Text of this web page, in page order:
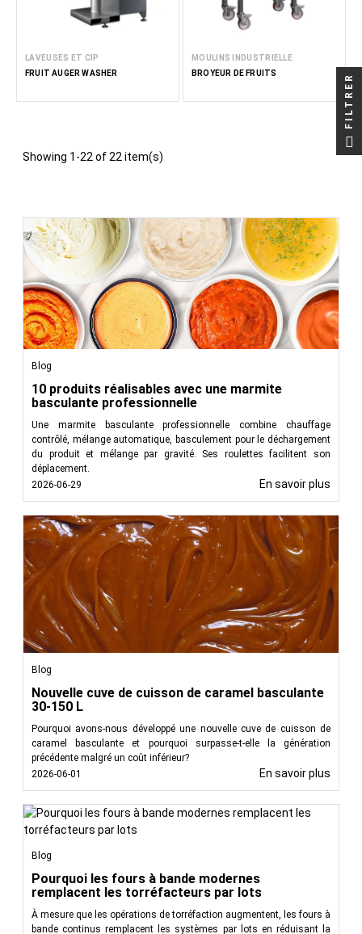
LAVEUSES ET CIP
FRUIT AUGER WASHER
MOULINS INDUSTRIELLE
BROYEUR DE FRUITS
Showing 1-22 of 22 item(s)
Blog
10 produits réalisables avec une marmite
basculante professionnelle
Une marmite basculante professionnelle combine chauffage
contrôlé, mélange automatique, basculement pour le déchargement
du produit et mélange par gravité. Ses roulettes facilitent son
déplacement.
2026-06-29
En savoir plus
Blog
Nouvelle cuve de cuisson de caramel basculante
30-150 L
Pourquoi avons-nous développé une nouvelle cuve de cuisson de
caramel basculante et pourquoi surpasse-t-elle la génération
précédente malgré un coût inférieur?
2026-06-01
En savoir plus
Blog
Pourquoi les fours à bande modernes
remplacent les torréfacteurs par lots
À mesure que les opérations de torréfaction augmentent, les fours à
bande continus remplacent les systèmes par lots en réduisant la
FILTRER